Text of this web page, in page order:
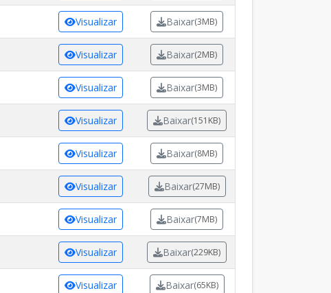
Visualizar Baixar(3MB)
Visualizar Baixar(2MB)
Visualizar Baixar(3MB)
Visualizar Baixar(151KB)
Visualizar Baixar(8MB)
Visualizar Baixar(27MB)
Visualizar Baixar(7MB)
Visualizar Baixar(229KB)
Visualizar Baixar(65KB)